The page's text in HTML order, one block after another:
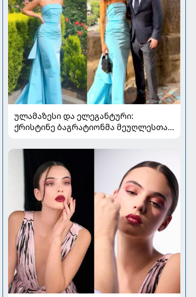
ულამაზესი და ელეგანტური:
ქრისტინე ბაგრატიონმა მეუღლესთან
გააზიარა